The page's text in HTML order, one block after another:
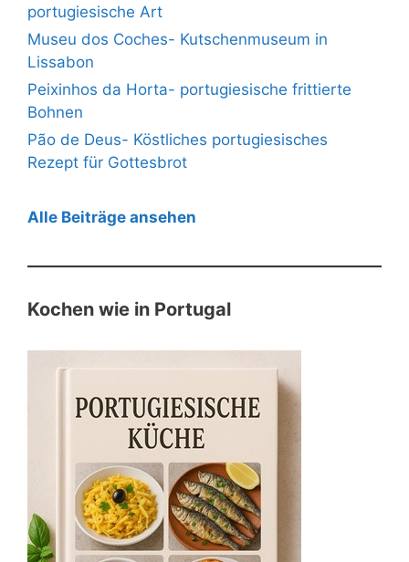
portugiesische Art
Museu dos Coches- Kutschenmuseum in
Lissabon
Peixinhos da Horta- portugiesische frittierte
Bohnen
Pão de Deus- Köstliches portugiesisches
Rezept für Gottesbrot
Alle Beiträge ansehen
Kochen wie in Portugal